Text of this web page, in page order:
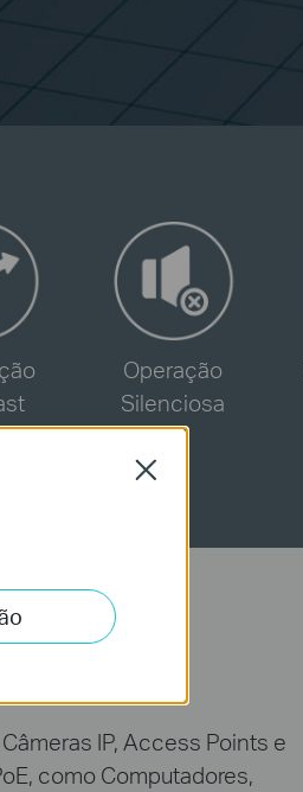
-
Operação
Silenciosa
IP, Access Points e
como Computadores,
Close